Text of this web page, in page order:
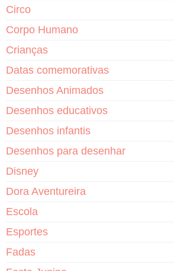
Circo
Corpo Humano
Crianças
Datas comemorativas
Desenhos Animados
Desenhos educativos
Desenhos infantis
Desenhos para desenhar
Disney
Dora Aventureira
Escola
Esportes
Fadas